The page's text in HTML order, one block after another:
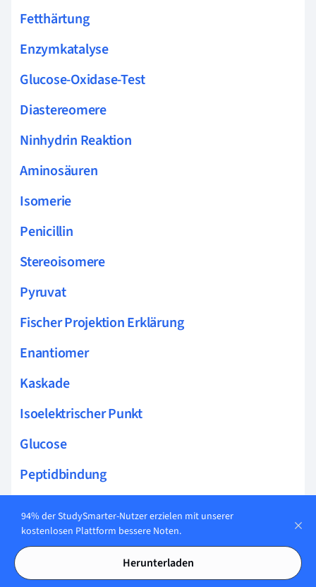
Fetthärtung
Enzymkatalyse
Glucose-Oxidase-Test
Diastereomere
Ninhydrin Reaktion
Aminosäuren
Isomerie
Penicillin
Stereoisomere
Pyruvat
Fischer Projektion Erklärung
Enantiomer
Kaskade
Isoelektrischer Punkt
Glucose
Peptidbindung
Proteinstrukturen
Quartärstrukturen
94% der StudySmarter-Nutzer erzielen mit unserer
kostenlosen Plattform bessere Noten.
Herunterladen